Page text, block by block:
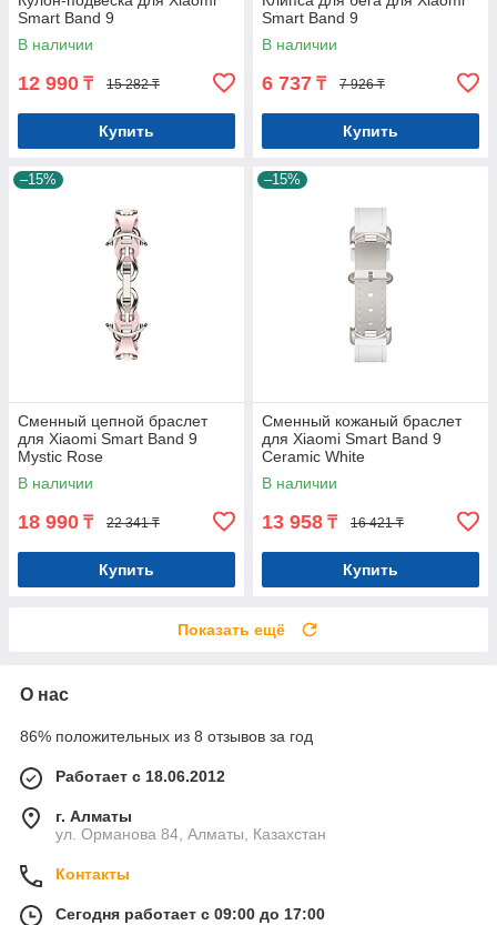
Smart Band 9
В наличии
12 990 ₸ 15 282 ₸
Купить
Smart Band 9
В наличии
6 737 ₸ 7 926 ₸
Купить
–15%
Сменный цепной браслет
для Xiaomi Smart Band 9
Mystic Rose
В наличии
18 990 ₸ 22 341 ₸
Купить
–15%
Сменный кожаный браслет
для Xiaomi Smart Band 9
Ceramic White
В наличии
13 958 ₸ 16 421 ₸
Купить
Показать ещё
О нас
86% положительных из 8 отзывов за год
Работает с 18.06.2012
г. Алматы
ул. Орманова 84, Алматы, Казахстан
Контакты
Сегодня работает с 09:00 до 17:00